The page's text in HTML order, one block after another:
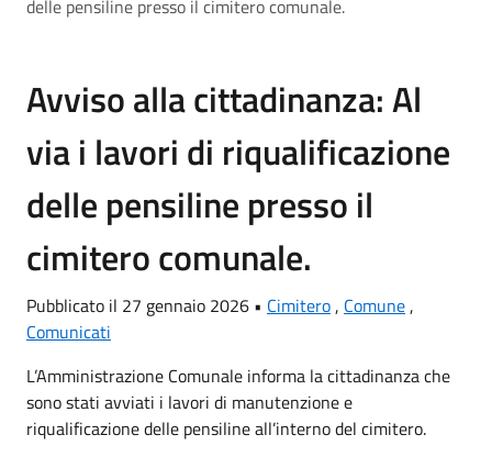
delle pensiline presso il cimitero comunale.
Avviso alla cittadinanza: Al
via i lavori di riqualificazione
delle pensiline presso il
cimitero comunale.
Pubblicato il 27 gennaio 2026 • Cimitero , Comune ,
Comunicati
L’Amministrazione Comunale informa la cittadinanza che
sono stati avviati i lavori di manutenzione e
riqualificazione delle pensiline all’interno del cimitero.